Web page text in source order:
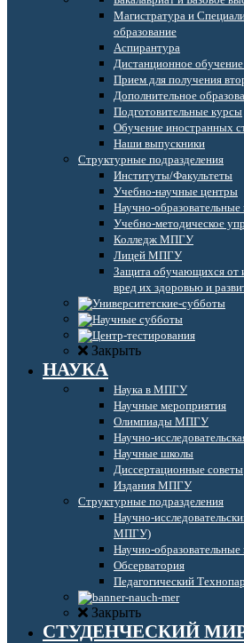
Магистратура и
образование
Аспирантура
Дистанционное
Прием для получения
Дополнительное
Подготовительные курсы
Обучение иностранных
Наши выпускники
Структурные подразделения
Институты/Факультеты
Учебно-научные центры
Научно-
Учебно-методическое
Колледж МПГУ
Лицей МПГУ
Защита обучающихся
вред их здоровью и
Закрыть
НАУКА
Наука в МПГУ
Научные мероприятия
Олимпиады МПГУ
Научно-
Научные школы
Диссертационные советы
Издания МПГУ
Структурные подразделения
Научно-
МПГУ)
Научно-образовательные
Обсерватория
Педагогический
Закрыть
СТУДЕНЧЕСКИЙ